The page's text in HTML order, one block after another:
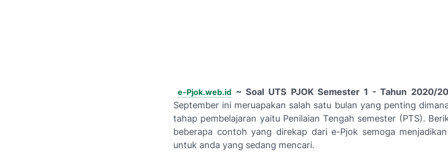
e-Pjok.web.id ~ Soal UTS PJOK Semester 1 - Tahun 2020/
September ini meruapakan salah satu bulan yang penting
tahap pembelajaran yaitu Penilaian Tengah semester (PTS).
beberapa contoh yang direkap dari e-Pjok semoga
untuk anda yang sedang mencari.